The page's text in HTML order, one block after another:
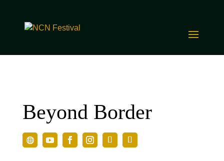
Beyond Border